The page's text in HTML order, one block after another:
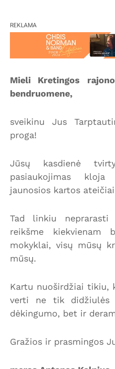
REKLAMA
Mieli Kretingos
bendruomene,
sveikinu Jus
proga!
Jūsų kasdienė
pasiaukojimas kloja
jaunosios kartos
Tad linkiu
reikšme kiekvienam
mokyklai, visų mūsų
mūsų.
Kartu nuoširdžiai tikiu,
verti ne tik didžiulės
dėkingumo, bet ir
Gražios ir prasmingos